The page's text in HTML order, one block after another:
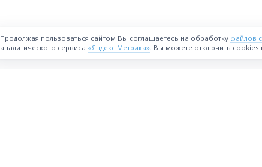
Продолжая пользоваться сайтом Вы соглашаетесь на обработку файлов
аналитического сервиса «Яндекс Метрика». Вы можете отключить cookies